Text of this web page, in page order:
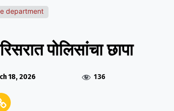
department
पोलिसांचा छापा
18, 2026 136